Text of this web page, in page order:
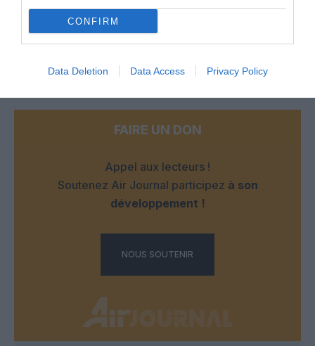
CONFIRM
Data Deletion Data Access Privacy Policy
RÉPONDRE
LAISSER UN COMMENTAIRE
FAIRE UN DON
Appel aux lecteurs !
Soutenez Air Journal participez à son
développement !
NOUS SOUTENIR